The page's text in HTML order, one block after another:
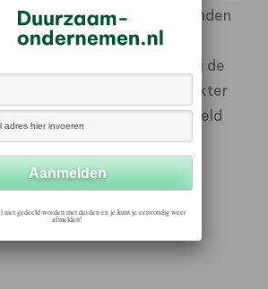
overheden van OESO-landen
Een
vormt daarbij de
Het internationale karakter
beoogt een level playing field
handel te creëren.
niet gedeeld worden met derden en je kunt je eenvoudig weer
afmelden!